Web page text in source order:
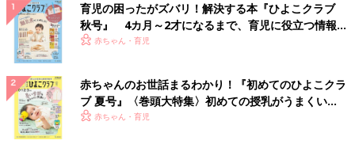
育児の困ったがズバリ！解決する本『ひよこクラブ
秋号』 4カ月～2才になるまで、育児に役立つ情報が
いっぱい！
赤ちゃん・育児
赤ちゃんのお世話まるわかり！『初めてのひよこクラ
ブ 夏号』〈巻頭大特集〉初めての授乳がうまくい
く！ おっぱい・ミルクの基本と夏のトラブル 解決テ
赤ちゃん・育児